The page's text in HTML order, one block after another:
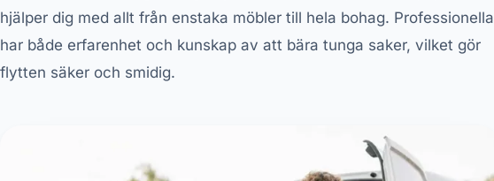
hjälper dig med allt från enstaka möbler till hela bohag. Professionella
har både erfarenhet och kunskap av att bära tunga saker, vilket gör
flytten säker och smidig.